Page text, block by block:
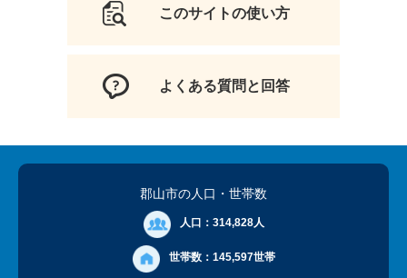
このサイトの使い方
よくある質問と回答
郡山市の人口 ・世帯数
人口： 314,828人
世帯数： 145,597世帯